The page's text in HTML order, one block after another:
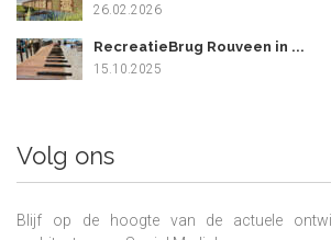
26.02.2026
RecreatieBrug Rouveen in ...
15.10.2025
Volg ons
Blijf op de hoogte van de actuele